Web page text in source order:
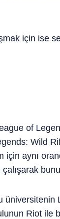
için ise
of
Wild
aynı
Riot ile